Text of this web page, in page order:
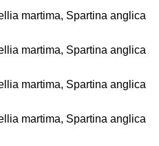
martima, Spartina anglica
martima, Spartina anglica
martima, Spartina anglica
martima, Spartina anglica